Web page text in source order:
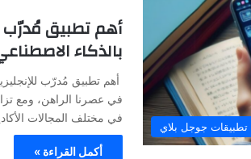
تطبيقات جوجل بلاي
أهم تطبيق مُدرّب
بالذكاء
أهم تطبيق مُدرّب
في عصرنا الراهن، ومع
في مختلف المجالات
أكمل القراءة »